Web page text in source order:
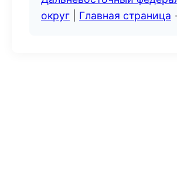
округ
Главная страница